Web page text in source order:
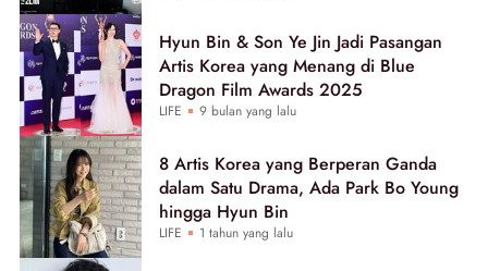
Hyun Bin & Son Ye Jin Jadi Pasangan
Artis Korea yang Menang di Blue
Dragon Film Awards 2025
LIFE 9 bulan yang lalu
8 Artis Korea yang Berperan Ganda
dalam Satu Drama, Ada Park Bo Young
hingga Hyun Bin
LIFE 1 tahun yang lalu